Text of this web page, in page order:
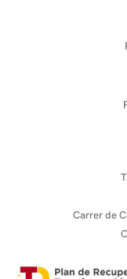
Carrer de